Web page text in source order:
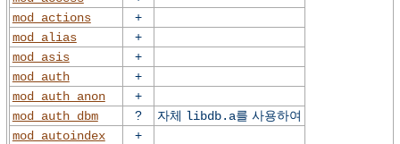
mod_actions
+
mod_alias
+
mod_asis
+
mod_auth
+
mod_auth_anon
+
mod_auth_dbm
? 자체 libdb.a를 사용하여
mod_autoindex
+